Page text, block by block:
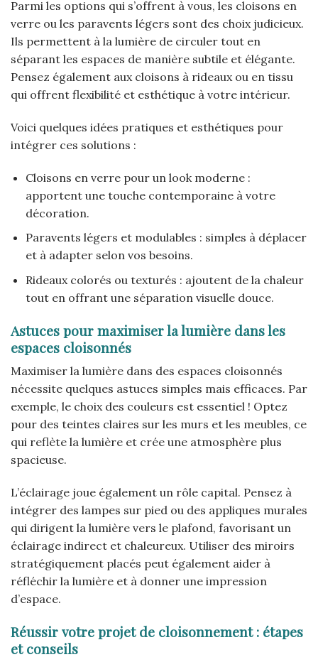
Parmi les options qui s’offrent à vous, les cloisons en
verre ou les paravents légers sont des choix judicieux.
Ils permettent à la lumière de circuler tout en
séparant les espaces de manière subtile et élégante.
Pensez également aux cloisons à rideaux ou en tissu
qui offrent flexibilité et esthétique à votre intérieur.
Voici quelques idées pratiques et esthétiques pour
intégrer ces solutions :
Cloisons en verre pour un look moderne :
apportent une touche contemporaine à votre
décoration.
Paravents légers et modulables : simples à déplacer
et à adapter selon vos besoins.
Rideaux colorés ou texturés : ajoutent de la chaleur
tout en offrant une séparation visuelle douce.
Astuces pour maximiser la lumière dans les
espaces cloisonnés
Maximiser la lumière dans des espaces cloisonnés
nécessite quelques astuces simples mais efficaces. Par
exemple, le choix des couleurs est essentiel ! Optez
pour des teintes claires sur les murs et les meubles, ce
qui reflète la lumière et crée une atmosphère plus
spacieuse.
L’éclairage joue également un rôle capital. Pensez à
intégrer des lampes sur pied ou des appliques murales
qui dirigent la lumière vers le plafond, favorisant un
éclairage indirect et chaleureux. Utiliser des miroirs
stratégiquement placés peut également aider à
réfléchir la lumière et à donner une impression
d’espace.
Réussir votre projet de cloisonnement : étapes
et conseils